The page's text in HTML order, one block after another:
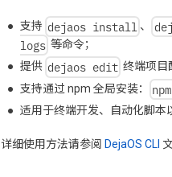
支持 dejaos install 、
logs 等命令；
提供 dejaos edit 终端项目
支持通过 npm 全局安装：
适用于终端开发、自动化脚本
详细使用方法请参阅 DejaOS CLI